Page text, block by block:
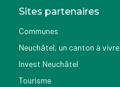
Sites partenaires
Communes
Neuchâtel, un canton à vivre
Invest Neuchâtel
Tourisme